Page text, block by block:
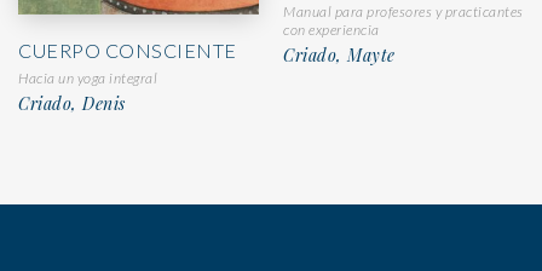
CUERPO CONSCIENTE
Hacia un yoga integral
Criado, Denis
Manual para profesores y practicantes
con experiencia
Criado, Mayte